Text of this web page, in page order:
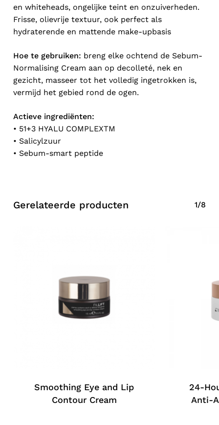
en whiteheads, ongelijke teint en onzuiverheden.
Frisse, olievrije textuur, ook perfect als
hydraterende en mattende make-upbasis
Hoe te gebruiken: breng elke ochtend de Sebum-
Normalising Cream aan op decolleté, nek en
gezicht, masseer tot het volledig ingetrokken is,
vermijd het gebied rond de ogen.
Actieve ingrediënten:
• 51+3 HYALU COMPLEXTM
• Salicylzuur
• Sebum-smart peptide
Gerelateerde producten 1/8
Smoothing Eye and Lip
Contour Cream
24-
Anti-